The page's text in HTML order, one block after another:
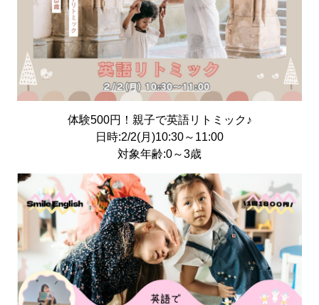
体験500円！親子で英語リトミック♪
日時:2/2(月)10:30～11:00
対象年齢:0～3歳